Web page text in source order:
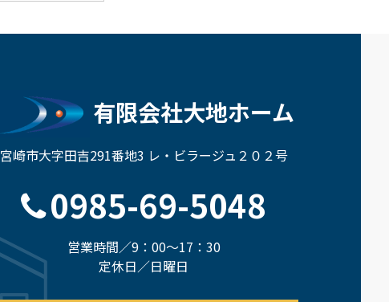
有限会社大地ホーム
宮崎市大字田吉291番地3 レ・ビラージュ２０２号
0985-69-5048
営業時間／9：00～17：30
定休日／日曜日